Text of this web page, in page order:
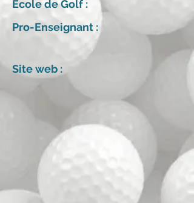
Ecole de Golf :
Pro-Enseignant :
Site web :